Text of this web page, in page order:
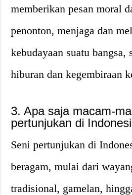
memberikan pesan moral
penonton, menjaga dan
kebudayaan suatu bangsa,
hiburan dan kegembiraan
3. Apa saja macam-
pertunjukan di
Seni pertunjukan di
beragam, mulai dari
tradisional, gamelan,